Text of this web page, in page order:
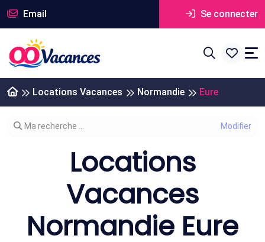
Email Se connecter
Locations Vacances Normandie Eure
Modifier votre recherche
Ma recherche ...
Locations
Vacances
Normandie Eure